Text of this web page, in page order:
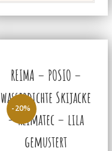
-20%
REIMA – POSIO –
wasserdichte Skijacke
– Reimatec – lila
gemustert